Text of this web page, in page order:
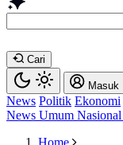
Cari
Masuk
News Politik Ekonomi
News Umum Nasional
Home